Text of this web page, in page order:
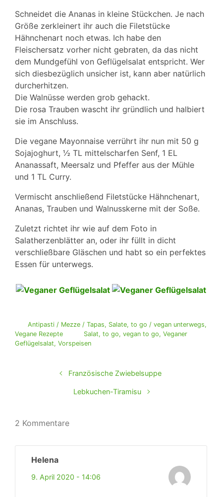
Schneidet die Ananas in kleine Stückchen. Je nach
Größe zerkleinert ihr auch die Filetstücke
Hähnchenart noch etwas. Ich habe den
Fleischersatz vorher nicht gebraten, da das nicht
dem Mundgefühl von Geflügelsalat entspricht. Wer
sich diesbezüglich unsicher ist, kann aber natürlich
durcherhitzen.
Die Walnüsse werden grob gehackt.
Die rosa Trauben wascht ihr gründlich und halbiert
sie im Anschluss.
Die vegane Mayonnaise verrührt ihr nun mit 50 g
Sojajoghurt, ½ TL mittelscharfen Senf, 1 EL
Ananassaft, Meersalz und Pfeffer aus der Mühle
und 1 TL Curry.
Vermischt anschließend Filetstücke Hähnchenart,
Ananas, Trauben und Walnusskerne mit der Soße.
Zuletzt richtet ihr wie auf dem Foto in
Salatherzenblätter an, oder ihr füllt in dicht
verschließbare Gläschen und habt so ein perfektes
Essen für unterwegs.
Antipasti / Mezze / Tapas, Salate, to go / vegan unterwegs,
Vegane Rezepte
Salat, to go, vegan to go, Veganer
Geflügelsalat, Vorspeisen
Französische Zwiebelsuppe
Lebkuchen-Tiramisu
2 Kommentare
Helena
9. April 2020 - 14:06